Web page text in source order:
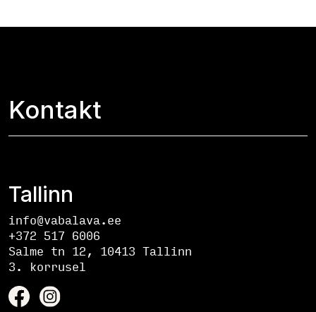
Kontakt
Tallinn
info@vabalava.ee
+372 517 6006
Salme tn 12, 10413 Tallinn
3. korrusel